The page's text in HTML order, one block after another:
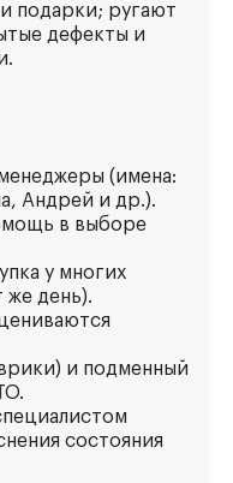
подарки; ругают
дефекты и
(имена:
Андрей и др.).
в выборе
у многих
же день).
и подменный
состояния